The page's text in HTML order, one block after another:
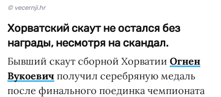
© vecernji.hr
Хорватский скаут не остался без
награды, несмотря на скандал.
Бывший скаут сборной Хорватии Огнен
Вукоевич получил серебряную медаль
после финального поединка чемпионата